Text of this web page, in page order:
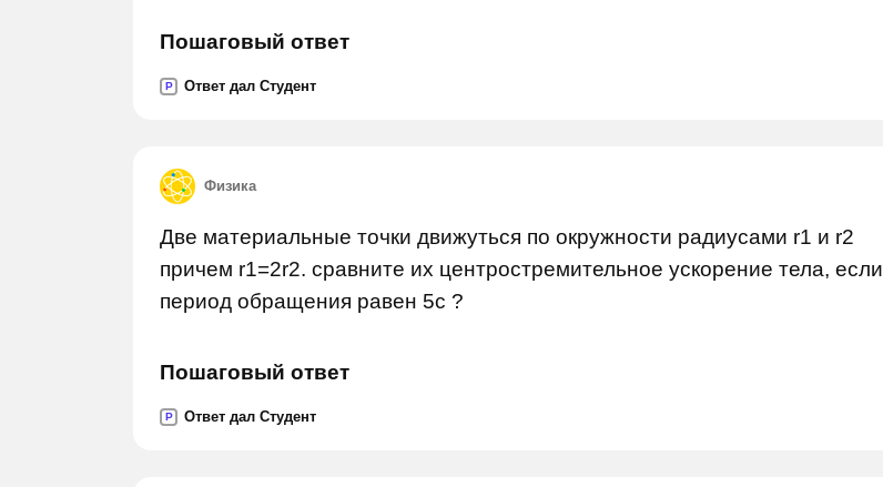
Пошаговый ответ
P Ответ дал Студент
Физика
Две материальные точки движуться по окружности радиусами r1 и r2
причем r1=2r2. сравните их центростремительное ускорение тела, если
период обращения равен 5с ?
Пошаговый ответ
P Ответ дал Студент